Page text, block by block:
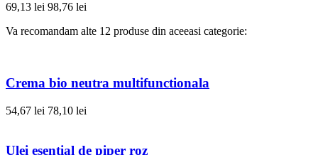
69,13 lei 98,76 lei
Va recomandam alte 12 produse din aceeasi categorie:
Crema bio neutra multifunctionala
54,67 lei 78,10 lei
Ulei esential de piper roz